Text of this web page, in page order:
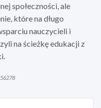
społeczności, ale
które na długo
nauczycieli i
na ścieżkę edukacji z